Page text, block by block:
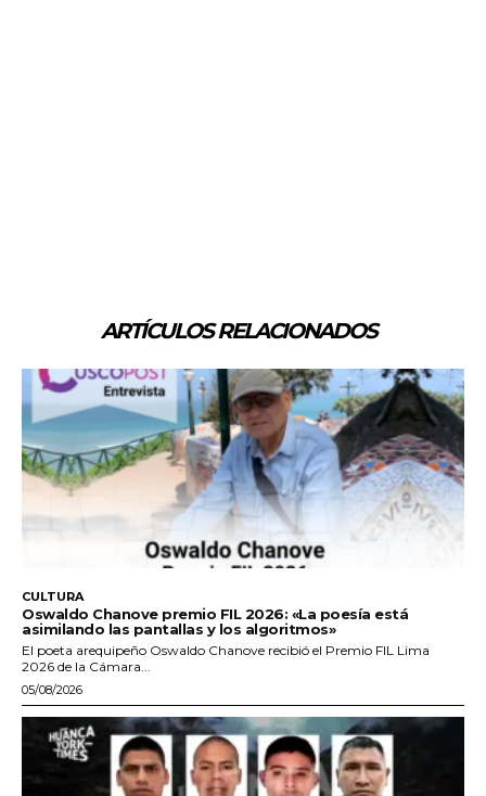
ARTÍCULOS RELACIONADOS
CULTURA
Oswaldo Chanove premio FIL 2026: «La poesía está
asimilando las pantallas y los algoritmos»
El poeta arequipeño Oswaldo Chanove recibió el Premio FIL Lima
2026 de la Cámara...
05/08/2026